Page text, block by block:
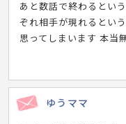
あと数話で終わるとい
ぞれ相手が現れるとい
思ってしまいます 本当
ゆうママ